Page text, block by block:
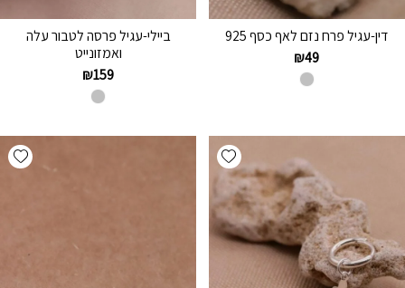
דין-עגיל פרח נזם לאף כסף 925
₪49
ביילי-עגיל פרסה לטבור עלה
ואמזונייט
₪159
Add wishlist